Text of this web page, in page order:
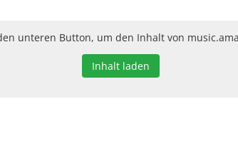
unteren Button, um den Inhalt von
Inhalt laden